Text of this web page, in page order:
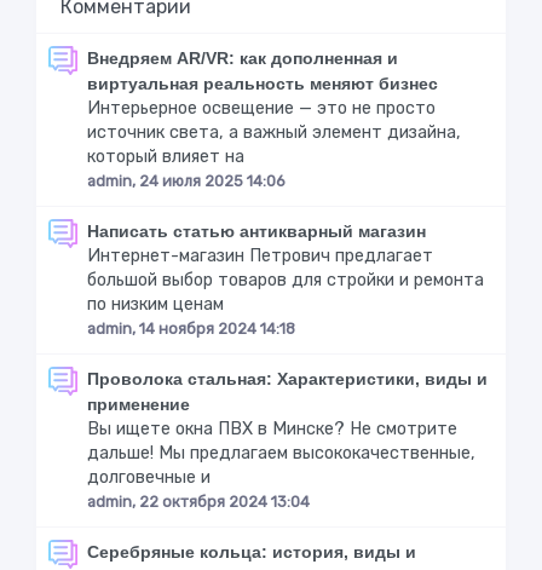
Комментарии
Внедряем AR/VR: как дополненная и
виртуальная реальность меняют бизнес
Интерьерное освещение — это не просто
источник света, а важный элемент дизайна,
который влияет на
admin, 24 июля 2025 14:06
Написать статью антикварный магазин
Интернет-магазин Петрович предлагает
большой выбор товаров для стройки и ремонта
по низким ценам
admin, 14 ноября 2024 14:18
Проволока стальная: Характеристики, виды и
применение
Вы ищете окна ПВХ в Минске? Не смотрите
дальше! Мы предлагаем высококачественные,
долговечные и
admin, 22 октября 2024 13:04
Серебряные кольца: история, виды и